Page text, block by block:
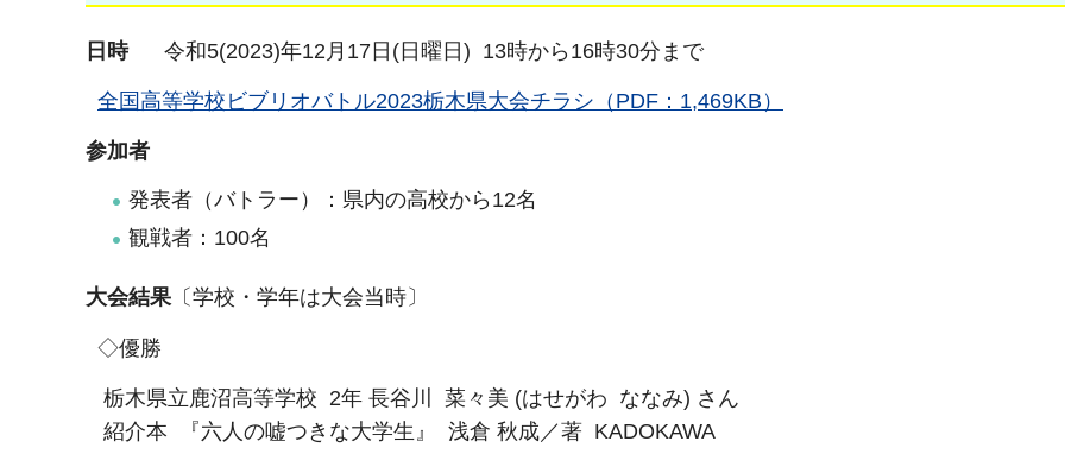
日時令和5(2023)年12月17日(日曜日) 13時から16時30分まで
全国高等学校ビブリオバトル2023栃木県大会チラシ（PDF：1,469KB）
参加者
発表者（バトラー）：県内の高校から12名
観戦者：100名
大会結果〔学校・学年は大会当時〕
◇優勝
栃木県立鹿沼高等学校 2年 長谷川 菜々美 (はせがわ ななみ) さん
紹介本 『六人の嘘つきな大学生』 浅倉 秋成／著 KADOKAWA